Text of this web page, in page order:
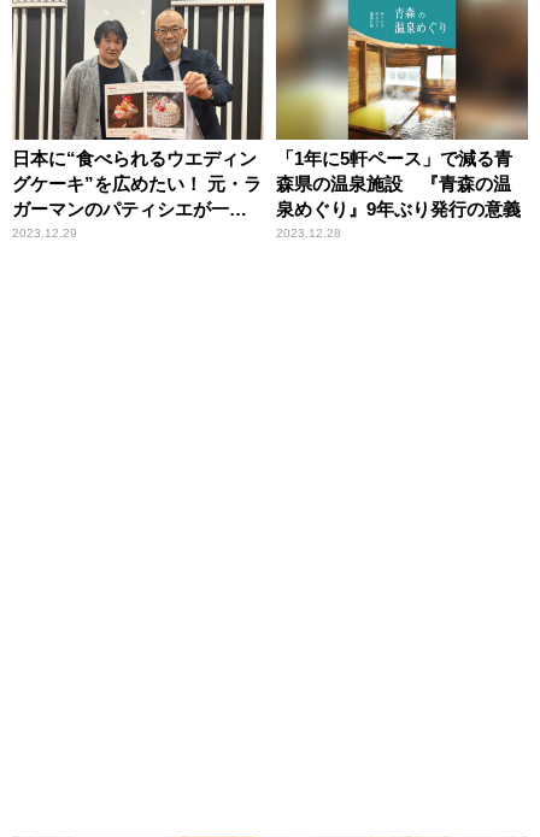
日本に“食べられるウエディン
グケーキ”を広めたい！ 元・ラ
ガーマンのパティシエが一念
発起
2023.12.29
「1年に5軒ペース」で減る青
森県の温泉施設 『青森の温
泉めぐり』9年ぶり発行の意義
2023.12.28